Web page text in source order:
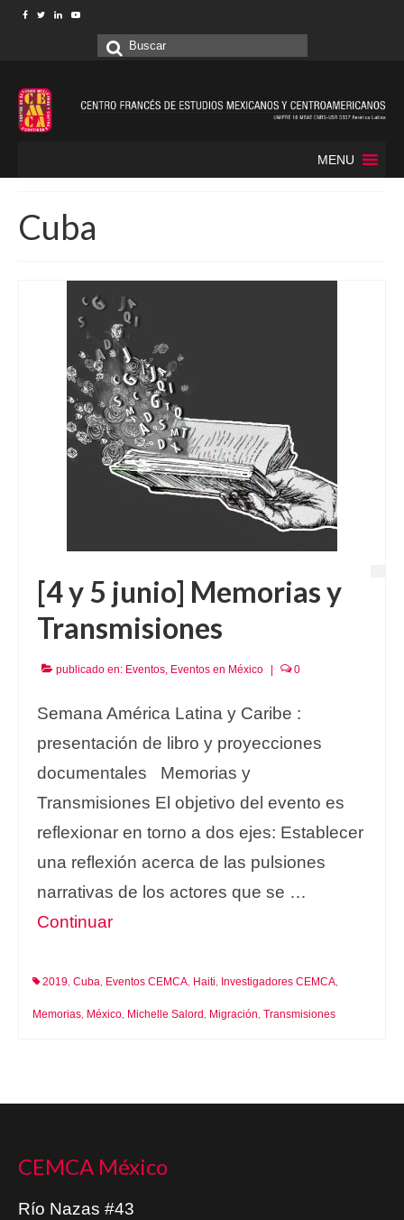
Buscar
MENU
Cuba
[4 y 5 junio] Memorias y
Transmisiones
publicado en: Eventos, Eventos en México 0
Semana América Latina y Caribe :
presentación de libro y proyecciones
documentales Memorias y
Transmisiones El objetivo del evento es
reflexionar en torno a dos ejes: Establecer
una reflexión acerca de las pulsiones
narrativas de los actores que se …
Continuar
2019, Cuba, Eventos CEMCA, Haiti, Investigadores CEMCA,
Memorias, México, Michelle Salord , Migración, Transmisiones
CEMCA México
Río Nazas #43